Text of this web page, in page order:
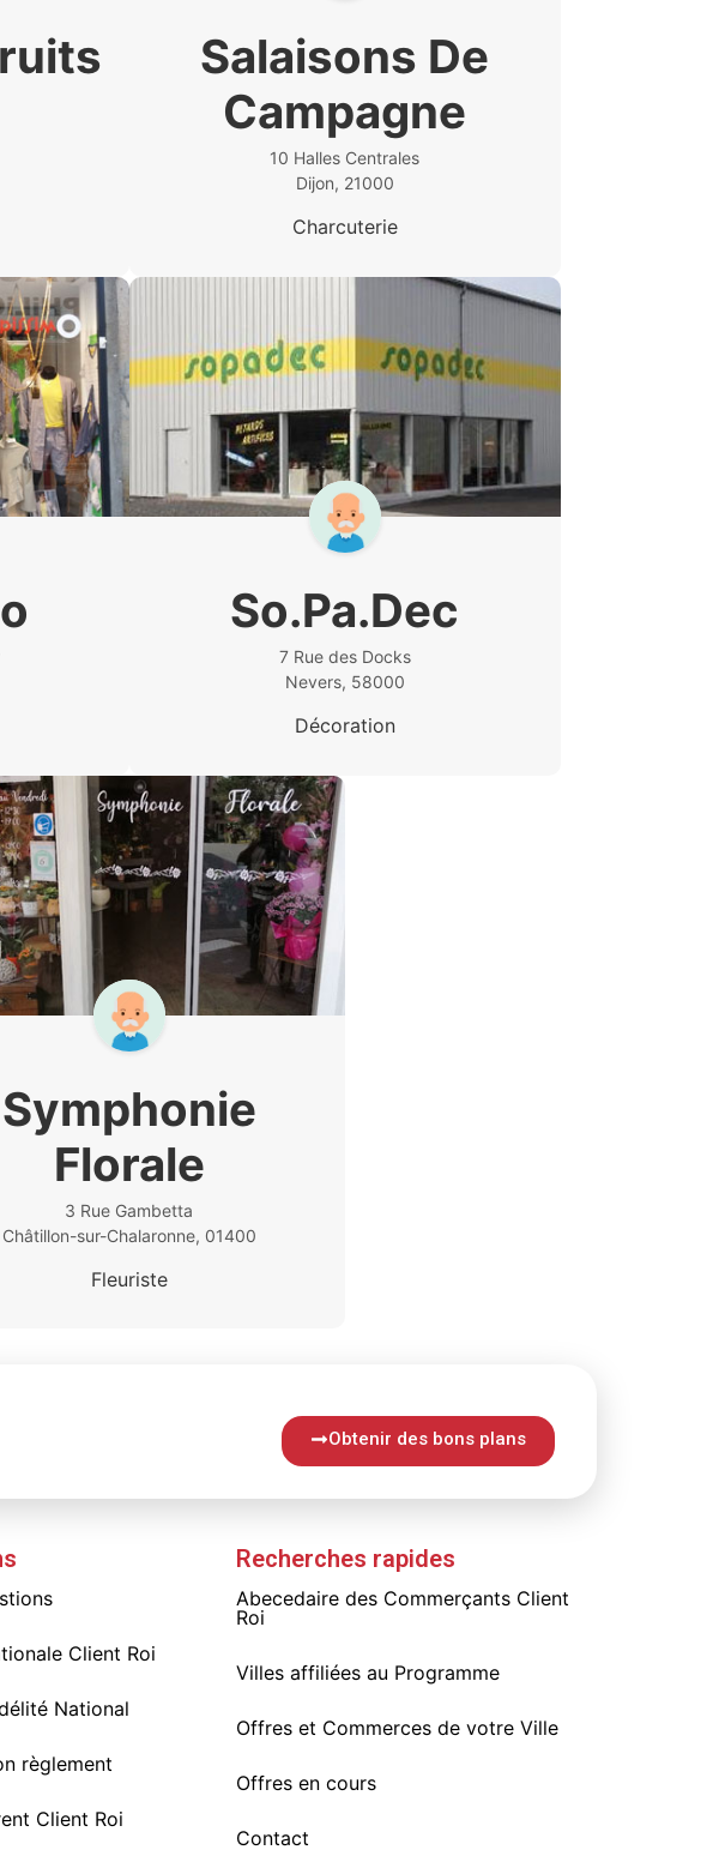
Salaisons De
Campagne
10 Halles Centrales
Dijon, 21000
Charcuterie
So.Pa.Dec
7 Rue des Docks
Nevers, 58000
Décoration
Symphonie
Florale
3 Rue Gambetta
Châtillon-sur-Chalaronne, 01400
Fleuriste
Obtenir des bons plans
Client Roi
National
règlement
Client Roi
Recherches rapides
Abecedaire des Commerçants Client
Roi
Villes affiliées au Programme
Offres et Commerces de votre Ville
Offres en cours
Contact